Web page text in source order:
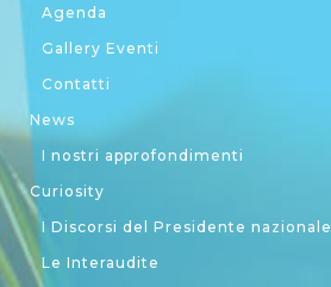
Agenda
Gallery Eventi
Contatti
News
I nostri approfondimenti
Curiosity
I Discorsi del Presidente nazionale
Le Interaudite